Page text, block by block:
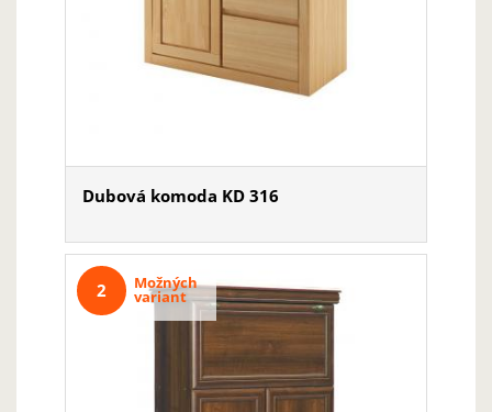
Dubová komoda KD 316
Možných
variant
2